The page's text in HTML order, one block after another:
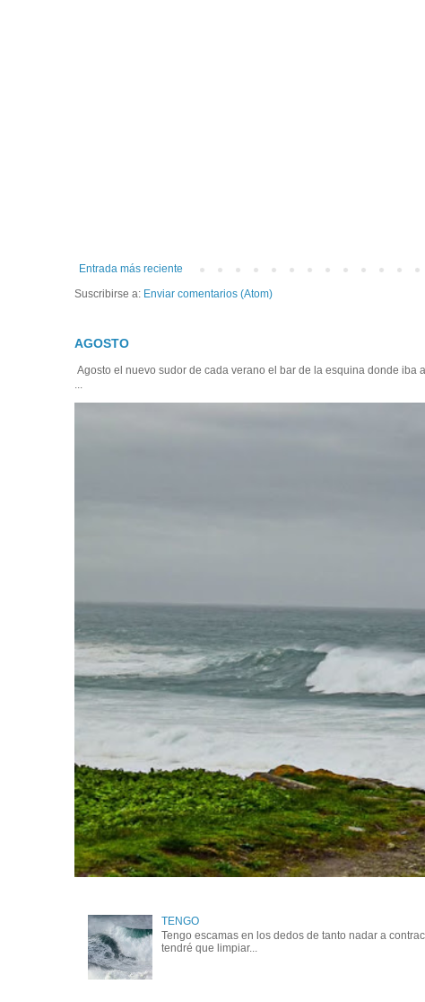
Entrada más reciente
Suscribirse a: Enviar comentarios (Atom)
AGOSTO
Agosto el nuevo sudor de cada verano el bar de la esquina donde
...
TENGO
Tengo escamas en los dedos de tanto nadar a
tendré que limpiar...